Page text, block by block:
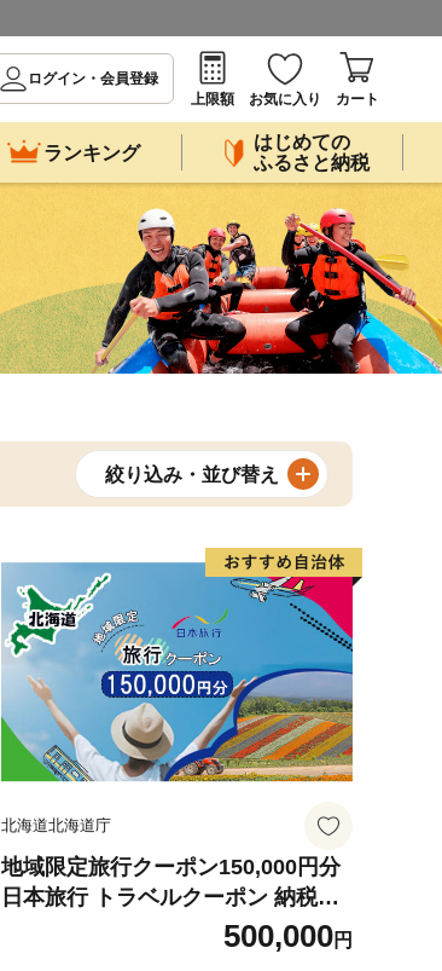
ログイン・会員登録
上限額
お気に入り カート
ランキング
はじめての
ふるさと納税
絞り込み・並び替え
北海道北海道庁
地域限定旅行クーポン150,000円分
日本旅行 トラベルクーポン 納税チ
ケット 旅行 宿泊券 ホテル 観光 旅
行 旅行券 交通費 体験 宿泊 夏休み
500,000円